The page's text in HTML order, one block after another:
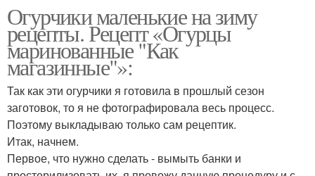
Огурчики маленькие на зиму
рецепты. Рецепт «Огурцы
маринованные "Как
магазинные"»:
Так как эти огурчики я готовила в прошлый сезон
заготовок, то я не фотографировала весь процесс.
Поэтому выкладываю только сам рецептик.
Итак, начнем.
Первое, что нужно сделать - вымыть банки и